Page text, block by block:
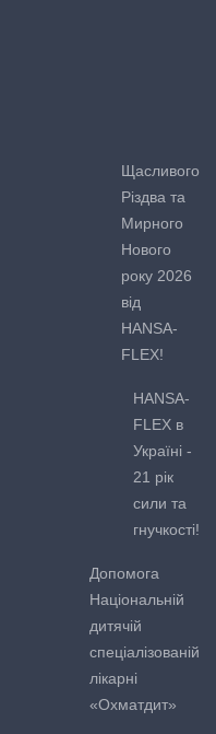
Щасливого
Різдва та
Мирного
Нового
року 2026
від
HANSA-
FLEX!
HANSA-
FLEX в
Україні -
21 рік
сили та
гнучкості!
Допомога
Національній
дитячій
спеціалізованій
лікарні
«Охматдит»